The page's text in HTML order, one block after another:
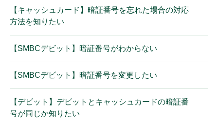
【キャッシュカード】暗証番号を忘れた場合の対応
方法を知りたい
【SMBCデビット】暗証番号がわからない
【SMBCデビット】暗証番号を変更したい
【デビット】デビットとキャッシュカードの暗証番
号が同じか知りたい